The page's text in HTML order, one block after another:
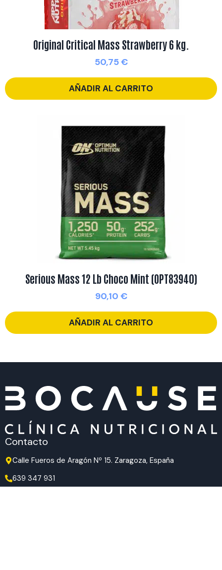
Original Critical Mass Strawberry 6 kg.
50,75€
AÑADIR AL CARRITO
Serious Mass 12 Lb Choco Mint (OPT83940)
90,10 €
AÑADIR AL CARRITO
Contacto
Calle Fueros de Aragón Nº 15. Zaragoza, España
639 347 931